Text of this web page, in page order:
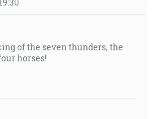
of the seven thunders, the
horses!